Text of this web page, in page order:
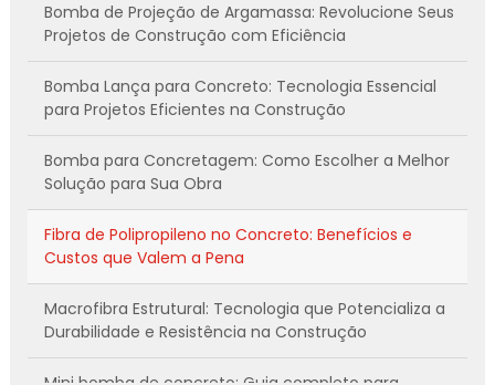
Bomba de Projeção de Argamassa: Revolucione Seus
Projetos de Construção com Eficiência
Bomba Lança para Concreto: Tecnologia Essencial
para Projetos Eficientes na Construção
Bomba para Concretagem: Como Escolher a Melhor
Solução para Sua Obra
Fibra de Polipropileno no Concreto: Benefícios e
Custos que Valem a Pena
Macrofibra Estrutural: Tecnologia que Potencializa a
Durabilidade e Resistência na Construção